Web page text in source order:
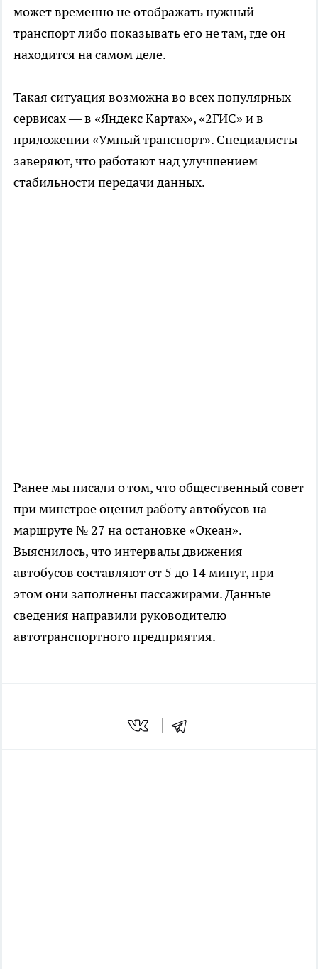
может временно не отображать нужный
транспорт либо показывать его не там, где он
находится на самом деле.
Такая ситуация возможна во всех популярных
сервисах — в «Яндекс Картах», «2ГИС» и в
приложении «Умный транспорт». Специалисты
заверяют, что работают над улучшением
стабильности передачи данных.
Ранее мы писали о том, что общественный совет
при минстрое оценил работу автобусов на
маршруте № 27 на остановке «Океан».
Выяснилось, что интервалы движения
автобусов составляют от 5 до 14 минут, при
этом они заполнены пассажирами. Данные
сведения направили руководителю
автотранспортного предприятия.